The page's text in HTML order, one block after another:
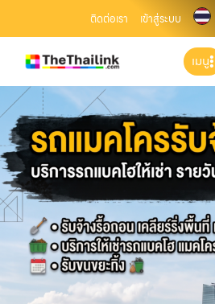
ติดต่อเรา เข้าสู่ระบบ
เมนู